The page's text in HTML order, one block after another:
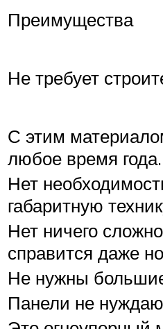
Преимущества
Не требует
С этим
любое время года.
Нет
габаритную
Нет ничего
справится даже
Не нужны
Панели не